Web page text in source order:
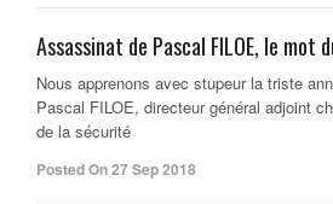
Assassinat de Pascal FILOE, le mot
Nous apprenons avec stupeur la triste
Pascal FILOE, directeur général adjoint
de la sécurité
Posted On 27 Sep 2018